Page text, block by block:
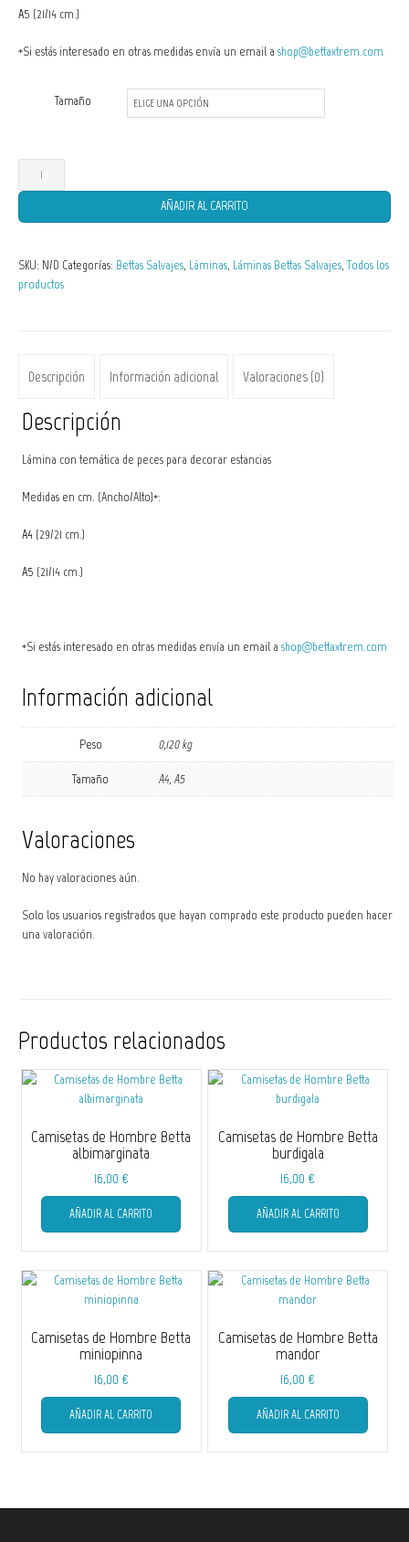
A5 (21/14 cm.)
*Si estás interesado en otras medidas envía un email a shop@bettaxtrem.com
Tamaño
Lámina
Betta
channoides
AÑADIR AL CARRITO
SKU: N/D Categorías: Bettas Salvajes, Láminas, Láminas Bettas Salvajes,Todos los
productos
Descripción Información adicional Valoraciones (0)
Descripción
Lámina con temática de peces para decorar estancias
Medidas en cm. (Ancho/Alto)*:
A4 (29/21 cm.)
A5 (21/14 cm.)
*Si estás interesado en otras medidas envía un email ashop@bettaxtrem.com
Información adicional
Peso 0,120 kg
Tamaño A4, A5
Valoraciones
No hay valoraciones aún.
Solo los usuarios registrados que hayan comprado este producto pueden hacer
una valoración.
Productos relacionados
Camisetas de Hombre Betta
albimarginata
16,00 €
AÑADIR AL CARRITO
Este
múltiples
variantes.
se
página
Camisetas de Hombre Betta
burdigala
16,00 €
AÑADIR AL CARRITO
Este
tiene
múltiples
se
página
Camisetas de Hombre Betta
miniopinna
16,00 €
AÑADIR AL CARRITO
Este
múltiples
opciones
Camisetas de Hombre Betta
mandor
16,00 €
AÑADIR AL CARRITO
Este
tiene
múltiples
opciones